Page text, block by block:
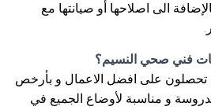
الى اصلاحها أو صيانتها مع
فني صحي النسيم؟
تحصلون على افضل الاعمال و بأرخص
و مناسبة لأوضاع الجميع في